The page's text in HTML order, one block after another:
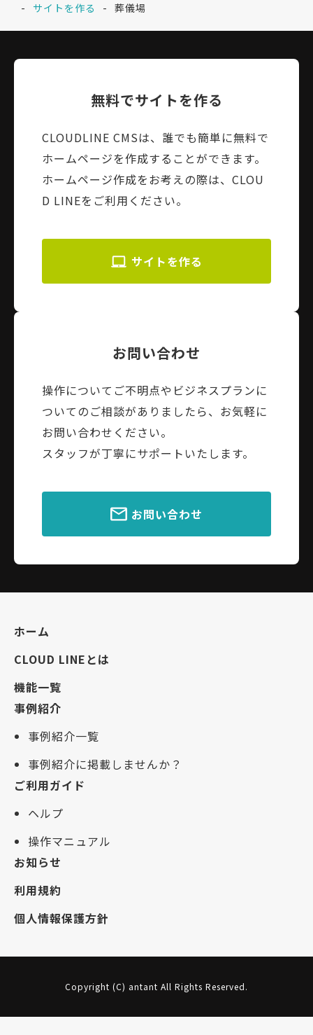
サイトを作る
葬儀場
無料でサイトを作る
CLOUDLINE CMSは、誰でも簡単に無料で
ホームページを作成することができます。
ホームページ作成をお考えの際は、CLOU
D LINEをご利用ください。
サイトを作る
お問い合わせ
操作についてご不明点やビジネスプランに
ついてのご相談がありましたら、お気軽に
お問い合わせください。
スタッフが丁寧にサポートいたします。
お問い合わせ
ホーム
CLOUD LINEとは
機能一覧
事例紹介
事例紹介一覧
事例紹介に掲載しませんか？
ご利用ガイド
ヘルプ
操作マニュアル
お知らせ
利用規約
個人情報保護方針
Copyright (C) antant All Rights Reserved.